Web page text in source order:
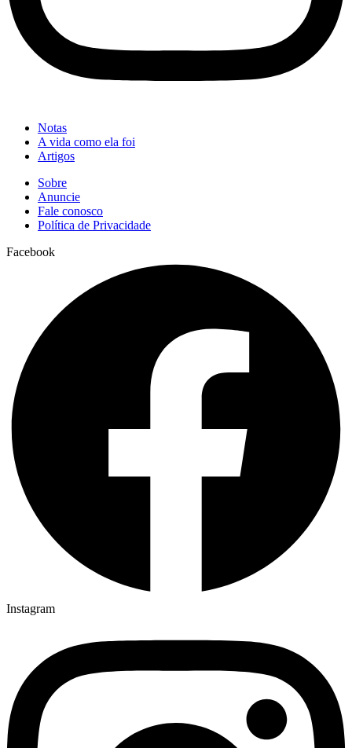
Notas
A vida como ela foi
Artigos
Sobre
Anuncie
Fale conosco
Política de Privacidade
Facebook
Instagram